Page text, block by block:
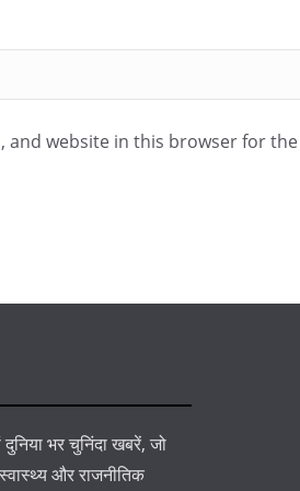
and website in this browser for
भर चुनिंदा खबरें, जो
और राजनीतिक